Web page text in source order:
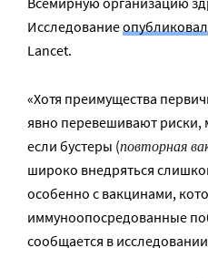
Исследованиеопубликовал
Lancet.
«Хотя преимущества
явно перевешивают риски,
если бустеры (повторная
широко внедряться
особенно с вакцинами,
иммуноопосредованные
сообщается в